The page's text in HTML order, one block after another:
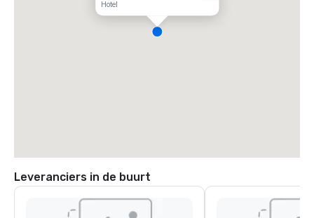
Hotel
Leveranciers in de buurt